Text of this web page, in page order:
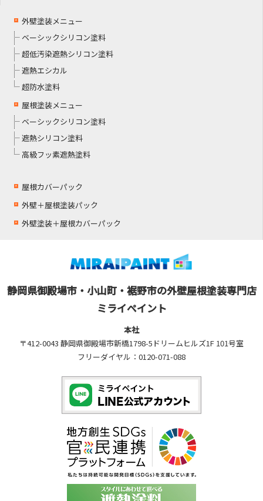
外壁塗装メニュー
ベーシックシリコン塗料
超低汚染遮熱シリコン塗料
遮熱エシカル
超防水塗料
屋根塗装メニュー
ベーシックシリコン塗料
遮熱シリコン塗料
高級フッ素遮熱塗料
屋根カバーパック
外壁＋屋根塗装パック
外壁塗装＋屋根カバーパック
静岡県御殿場市・小山町・裾野市の外壁屋根塗装専門店
ミライペイント
本社
〒412-0043 静岡県御殿場市新橋1798-5ドリームヒルズ1F 101号室
フリーダイヤル：0120-071-088